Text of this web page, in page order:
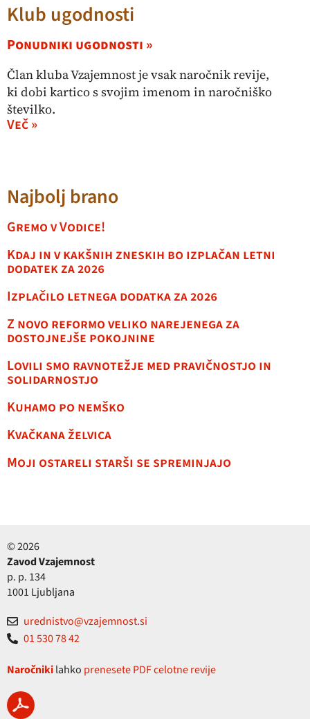
Klub ugodnosti
Ponudniki ugodnosti »
Član kluba Vzajemnost je vsak naročnik revije,
ki dobi kartico s svojim imenom in naročniško
številko.
Več »
Najbolj brano
Gremo v Vodice!
Kdaj in v kakšnih zneskih bo izplačan letni
dodatek za 2026
Izplačilo letnega dodatka za 2026
Z novo reformo veliko narejenega za
dostojnejše pokojnine
Lovili smo ravnotežje med pravičnostjo in
solidarnostjo
Kuhamo po nemško
Kvačkana želvica
Moji ostareli starši se spreminjajo
© 2026
Zavod Vzajemnost
p. p. 134
1001 Ljubljana
urednistvo@vzajemnost.si
01 530 78 42
Naročnikilahko prenesete PDF celotne revije